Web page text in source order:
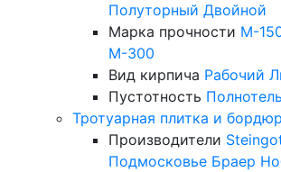
Полуторный Двойной
Марка прочности М-
М-300
Вид кирпича Рабочий
Пустотность
Тротуарная плитка и бордюр
Производители
Подмосковье Браер